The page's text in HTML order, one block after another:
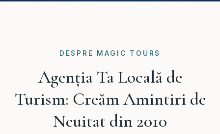
DESPRE MAGIC TOURS
Agenția Ta Locală de
Turism: Creăm Amintiri de
Neuitat din 2010